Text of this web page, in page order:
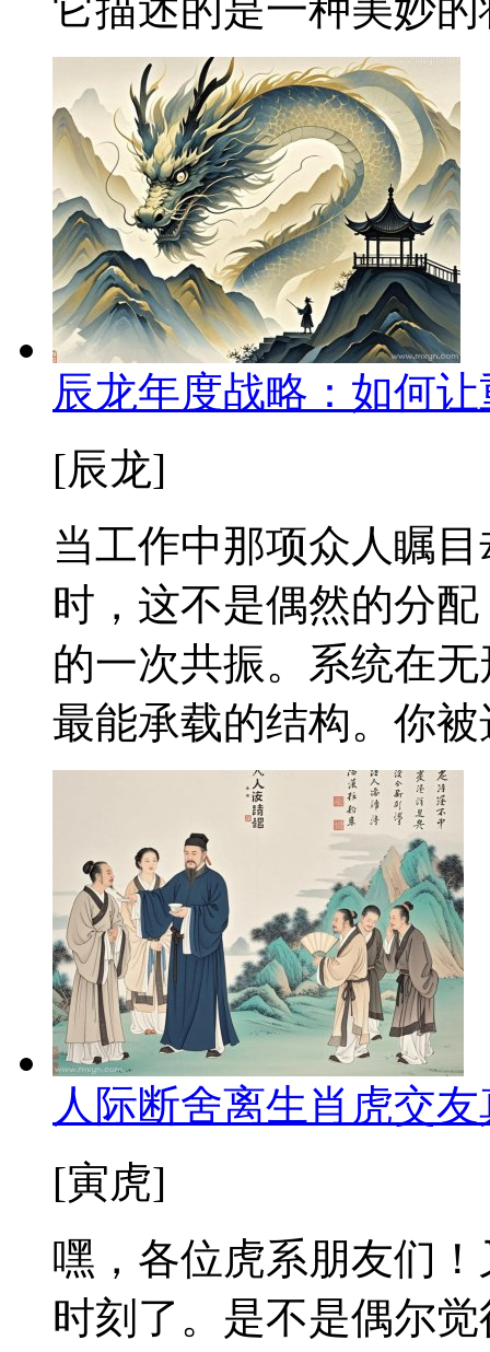
辰龙年度战略：如何
[辰龙]
当工作中那项众人瞩
时，这不是偶然的分
的一次共振。系统在
最能承载的结构。你
人际断舍离生肖虎交
[寅虎]
嘿，各位虎系朋友们
时刻了。是不是偶尔